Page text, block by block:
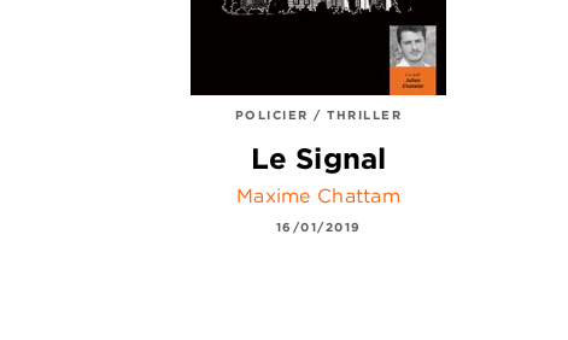
POLICIER / THRILLER
Le Signal
Maxime Chattam
16/01/2019